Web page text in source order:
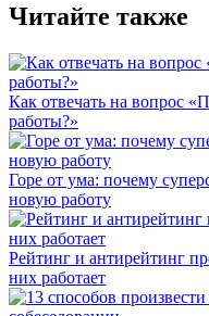
Читайте также
Как отвечать на вопрос
работы?»
Горе от ума: почему
новую работу
Рейтинг и антирейтинг
них работает